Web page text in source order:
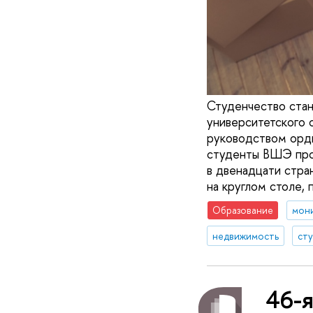
Студенчество
руководством
студенты ВШЭ
в двенадцати
на круглом
Образование
недвижимость
46-